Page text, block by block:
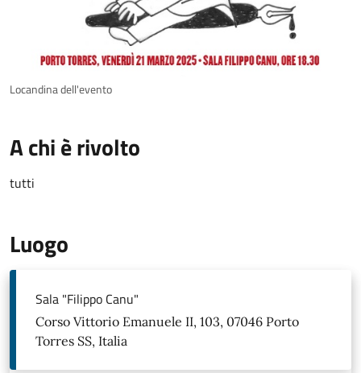
Locandina dell'evento
A chi è rivolto
tutti
Luogo
Sala "Filippo Canu"
Corso Vittorio Emanuele II, 103, 07046 Porto
Torres SS, Italia